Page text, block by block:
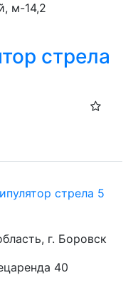
м-14,2
стрела
стрела 5
г. Боровск
40